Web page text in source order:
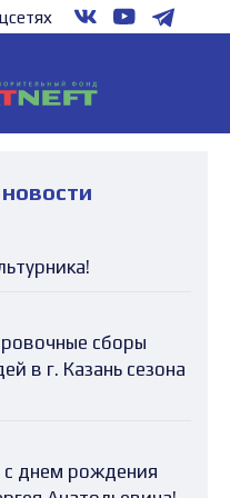
сборы
в г. Казань сезона
днем рождения